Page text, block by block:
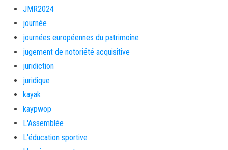
JMR2024
journée
journées européennes du patrimoine
jugement de notoriété acquisitive
juridiction
juridique
kayak
kaypwop
L'Assemblée
L'éducation sportive